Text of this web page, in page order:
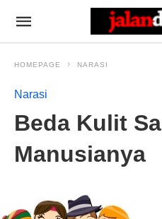
HOMEPAGE NARASI
Narasi
Beda Kulit
Manusianya